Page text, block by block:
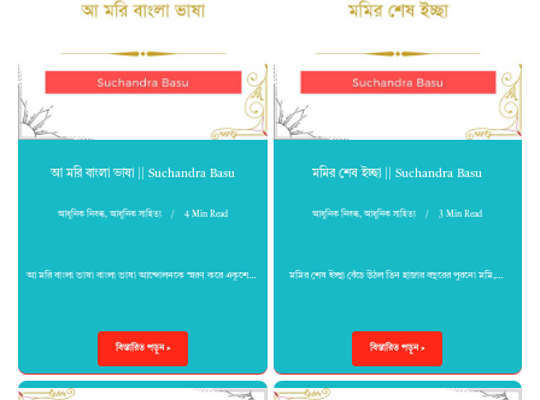
আ মরি বাংলা ভাষা || Suchandra Basu
আধুনিক নিবন্ধ, আধুনিক সাহিত্য 4 Min Read
আ মরি বাংলা ভাষা বাংলা ভাষা আন্দোলনকে স্মরণ করে একুশে…
বিস্তারিত পড়ুন »
মমির শেষ ইচ্ছা || Suchandra Basu
আধুনিক নিবন্ধ,আধুনিক সাহিত্য 3 Min Read
মমির শেষ ইচ্ছা বেঁচে উঠল তিন হাজার বছরের পুরনো মমি,…
বিস্তারিত পড়ুন »